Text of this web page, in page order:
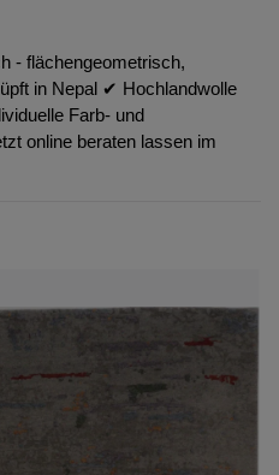
- flächengeometrisch,
in Nepal ✔︎ Hochlandwolle
Farb- und
online beraten lassen im